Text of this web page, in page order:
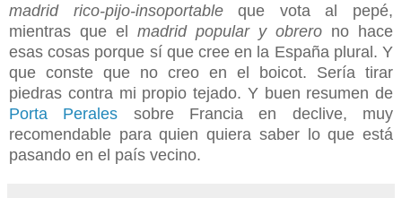
madrid rico-pijo-insoportableque vota al pepé,
mientras que el madrid popular y obrero no hace
esas cosas porque sí que cree en la España plural. Y
que conste que no creo en el boicot. Sería tirar
piedras contra mi propio tejado. Y buen resumen de
Porta Perales sobre Francia en declive, muy
recomendable para quien quiera saber lo que está
pasando en el país vecino.